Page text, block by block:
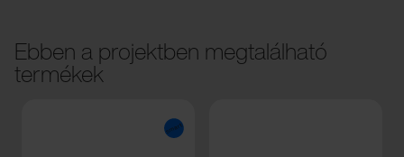
Ebben a projektben megtalálható
termékek